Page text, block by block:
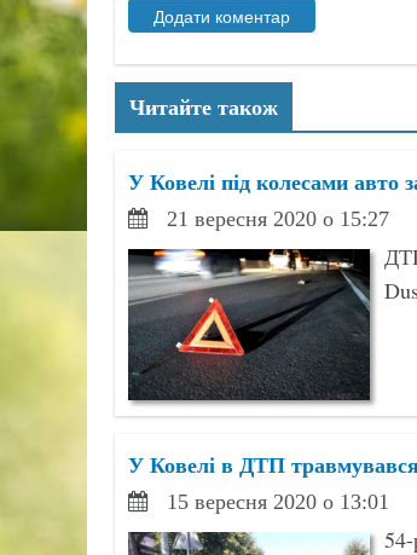
Читайте також
У Ковелі під колесами авто
21 вересня 2020 о 15:27
У Ковелі в ДТП
15 вересня 2020 о 13:01